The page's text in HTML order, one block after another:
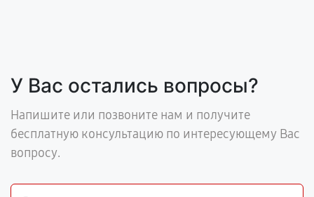
У Вас остались вопросы?
Напишите или позвоните нам и получите
бесплатную консультацию по интересующему Вас
вопросу.